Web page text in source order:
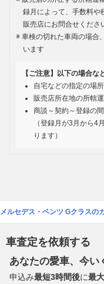
録月によって、手数料や
販売店にお問合せくださ
車検の切れた車両の場合
います
【ご注意】以下の場合
自宅などの指定の場
販売店所在地の所轄
商談～契約～登録の
（登録月が3月から4
ります）
メルセデス・ベンツ Gクラスの
車査定を依頼する
あなたの愛車、今い
申込み最短3時間後に最